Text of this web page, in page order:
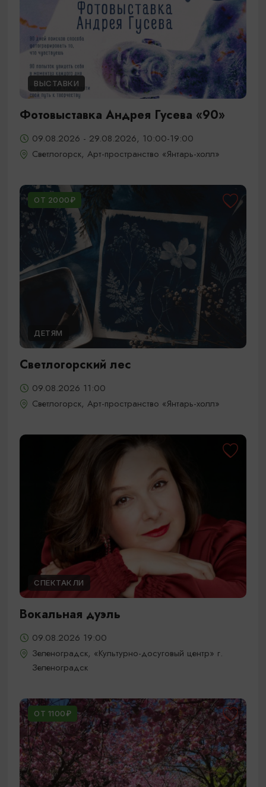
ВЫСТАВКИ
Фотовыставка Андрея Гусева «90»
09.08.2026 - 29.08.2026, 10:00-19:00
Светлогорск, Арт-пространство «Янтарь-холл»
ОТ 2000₽
ДЕТЯМ
Светлогорский лес
09.08.2026 11:00
Светлогорск, Арт-пространство «Янтарь-холл»
СПЕКТАКЛИ
Вокальная дуэль
09.08.2026 19:00
Зеленоградск, «Культурно-досуговый центр» г.
Зеленоградск
ОТ 1100₽